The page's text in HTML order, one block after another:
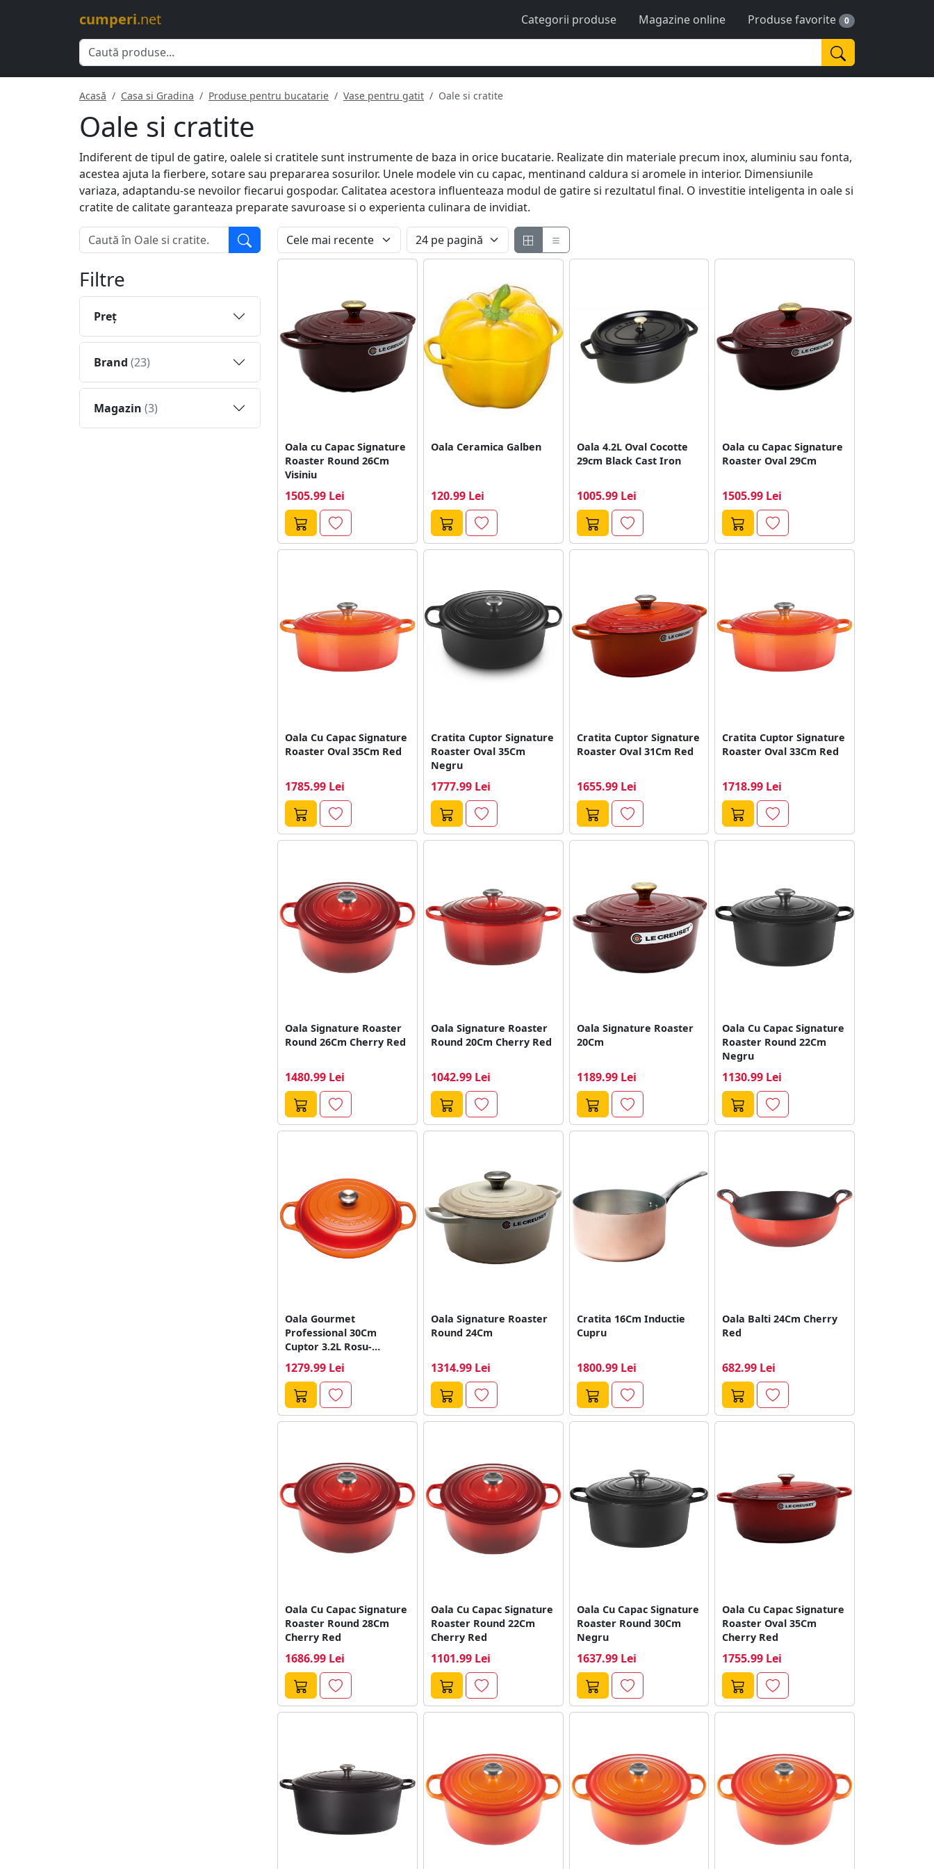
cumperi.net Categorii produse Magazine online Produse favorite 0
Acasă Casa si Gradina Produse pentru bucatarie Vase pentru gatit Oale si cratite
Oale si cratite
Indiferent de tipul de gatire, oalele si cratitele sunt instrumente de baza in orice bucatarie. Realizate din materiale precum inox, aluminiu sau fonta,
acestea ajuta la fierbere, sotare sau prepararea sosurilor. Unele modele vin cu capac, mentinand caldura si aromele in interior. Dimensiunile
variaza, adaptandu-se nevoilor fiecarui gospodar. Calitatea acestora influenteaza modul de gatire si rezultatul final. O investitie inteligenta in oale si
cratite de calitate garanteaza preparate savuroase si o experienta culinara de invidiat.
Filtre
Preţ
Brand (23)
Magazin (3)
Oala cu Capac Signature
Roaster Round 26Cm
Visiniu
1505.99 Lei
Oala Ceramica Galben
120.99 Lei
Oala 4.2L Oval Cocotte
29cm Black Cast Iron
1005.99 Lei
Oala cu Capac Signature
Roaster Oval 29Cm
1505.99 Lei
Oala Cu Capac Signature
Roaster Oval 35Cm Red
1785.99 Lei
Cratita Cuptor Signature
Roaster Oval 35Cm
Negru
1777.99 Lei
Cratita Cuptor Signature
Roaster Oval 31Cm Red
1655.99 Lei
Cratita Cuptor Signature
Roaster Oval 33Cm Red
1718.99 Lei
Oala Signature Roaster
Round 26Cm Cherry Red
1480.99 Lei
Oala Signature Roaster
Round 20Cm Cherry Red
1042.99 Lei
Oala Signature Roaster
20Cm
1189.99 Lei
Oala Cu Capac Signature
Roaster Round 22Cm
Negru
1130.99 Lei
Oala Gourmet
Professional 30Cm
Cuptor 3.2L Rosu-
1279.99 Lei
Oala Signature Roaster
Round 24Cm
1314.99 Lei
Cratita 16Cm Inductie
Cupru
1800.99 Lei
Oala Balti 24Cm Cherry
Red
682.99 Lei
Oala Cu Capac Signature
Roaster Round 28Cm
Cherry Red
1686.99 Lei
Oala Cu Capac Signature
Roaster Round 22Cm
Cherry Red
1101.99 Lei
Oala Cu Capac Signature
Roaster Round 30Cm
Negru
1637.99 Lei
Oala Cu Capac Signature
Roaster Oval 35Cm
Cherry Red
1755.99 Lei